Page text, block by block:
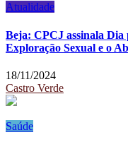
Atualidade
Beja: CPCJ assinala Dia
Exploração Sexual e o
18/11/2024
Castro Verde
Saúde